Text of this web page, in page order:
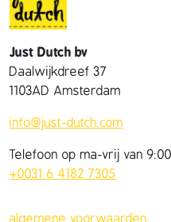
Just Dutch bv
Daalwijkdreef 37
1103AD Amsterdam
info@just-dutch.com
Telefoon op ma-vrij van
+0031 6 4182 7305
algemene voorwaarden